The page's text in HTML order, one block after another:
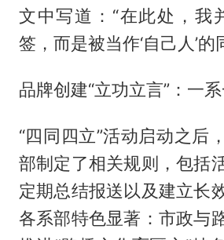
文中写道：“在此处，我
签，而是被当作‘自己人’的
品牌创建“立功立言”：一
“四同四立”活动启动之后
部制定了相关规则，包括
定期总结报送以及建立长
各系部特色显著：市政与